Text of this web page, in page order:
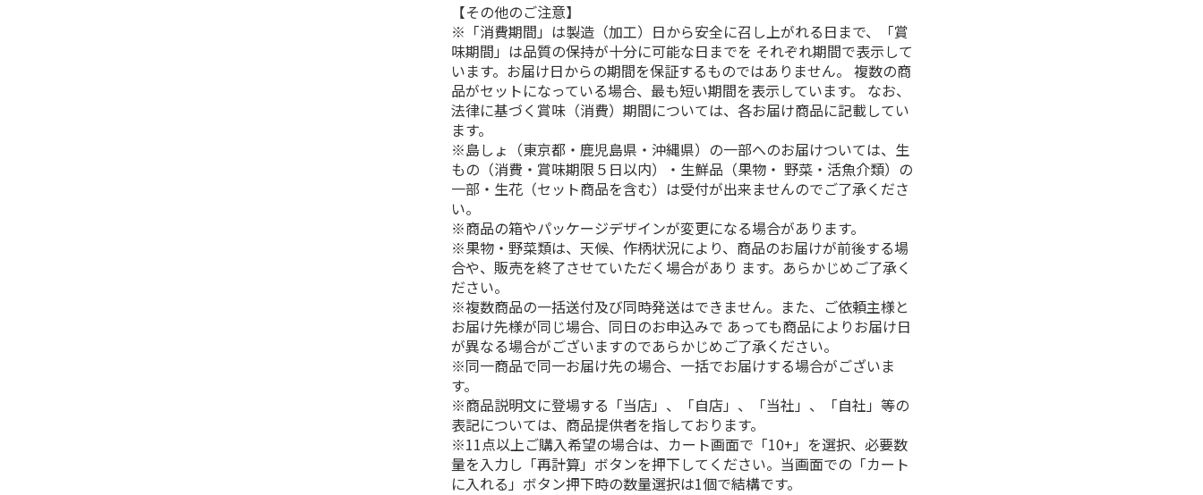
【その他のご注意】
※「消費期間」は製造（加工）日から安全に召し上がれる日まで、「賞
味期間」は品質の保持が十分に可能な日までを それぞれ期間で表示して
います。お届け日からの期間を保証するものではありません。 複数の商
品がセットになっている場合、最も短い期間を表示しています。 なお、
法律に基づく賞味（消費）期間については、各お届け商品に記載してい
ます。
※島しょ（東京都・鹿児島県・沖縄県）の一部へのお届けついては、生
もの（消費・賞味期限５日以内）・生鮮品（果物・ 野菜・活魚介類）の
一部・生花（セット商品を含む）は受付が出来ませんのでご了承くださ
い。
※商品の箱やパッケージデザインが変更になる場合があります。
※果物・野菜類は、天候、作柄状況により、商品のお届けが前後する場
合や、販売を終了させていただく場合があり ます。あらかじめご了承く
ださい。
※複数商品の一括送付及び同時発送はできません。また、ご依頼主様と
お届け先様が同じ場合、同日のお申込みで あっても商品によりお届け日
が異なる場合がございますのであらかじめご了承ください。
※同一商品で同一お届け先の場合、一括でお届けする場合がございま
す。
※商品説明文に登場する「当店」、「自店」、「当社」、「自社」等の
表記については、商品提供者を指しております。
※11点以上ご購入希望の場合は、カート画面で「10+」を選択、必要数
量を入力し「再計算」ボタンを押下してください。当画面での「カート
に入れる」ボタン押下時の数量選択は1個で結構です。